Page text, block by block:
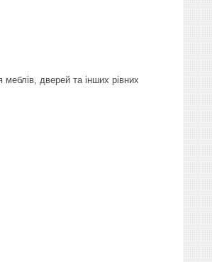
дверей та інших рівних